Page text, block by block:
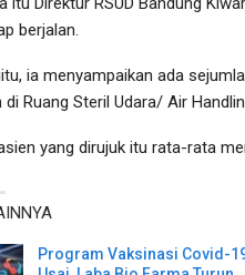
berjalan.
ia menyampaikan ada
di Ruang Steril Udara/ Air
yang dirujuk itu rata-rata
Program Vaksinasi Covid-